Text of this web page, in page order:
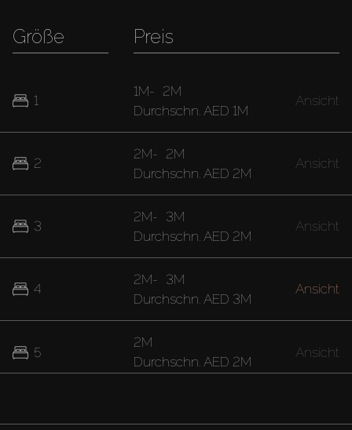
Größe
1
2
3
4
5
Preis
1M- 2M
Durchschn. AED 1M
Ansicht
2M- 2M
Durchschn. AED 2M
Ansicht
2M- 3M
Durchschn. AED 2M
Ansicht
2M- 3M
Durchschn. AED 3M
Ansicht
2M
Durchschn. AED 2M
Ansicht